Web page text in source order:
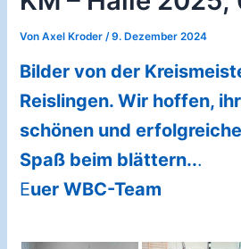
VonAxel Kroder /9. Dezember 2024
Bilder von der
Reislingen. Wir hoffen,
schönen und
Spaß beim blättern...
Euer WBC-Team